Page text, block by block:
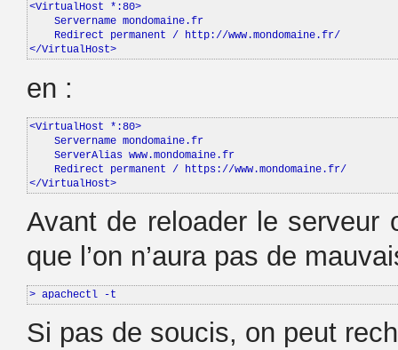
<VirtualHost *:80>
    Servername mondomaine.fr
    Redirect permanent / http://www.mondomaine.fr/
</VirtualHost>
en :
<VirtualHost *:80>
    Servername mondomaine.fr
    ServerAlias www.mondomaine.fr
    Redirect permanent / https://www.mondomaine.fr/
</VirtualHost>
Avant de reloader le
que l’on n’aura pas de
> apachectl -t
Si pas de soucis, on peut